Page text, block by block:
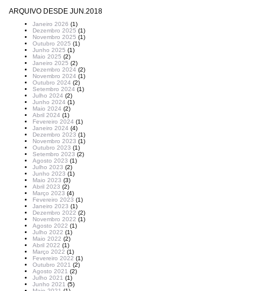
ARQUIVO DESDE JUN.2018
Janeiro 2026 (1)
Dezembro 2025 (1)
Novembro 2025 (1)
Outubro 2025 (1)
Junho 2025 (1)
Maio 2025 (2)
Janeiro 2025 (2)
Dezembro 2024 (2)
Novembro 2024 (1)
Outubro 2024 (2)
Setembro 2024 (1)
Julho 2024 (2)
Junho 2024 (1)
Maio 2024 (2)
Abril 2024 (1)
Fevereiro 2024 (1)
Janeiro 2024 (4)
Dezembro 2023 (1)
Novembro 2023 (1)
Outubro 2023 (1)
Setembro 2023 (2)
Agosto 2023 (1)
Julho 2023 (2)
Junho 2023 (1)
Maio 2023 (3)
Abril 2023 (2)
Março 2023 (4)
Fevereiro 2023 (1)
Janeiro 2023 (1)
Dezembro 2022 (2)
Novembro 2022 (1)
Agosto 2022 (1)
Julho 2022 (1)
Maio 2022 (2)
Abril 2022 (1)
Março 2022 (1)
Fevereiro 2022 (1)
Outubro 2021 (2)
Agosto 2021 (2)
Julho 2021 (1)
Junho 2021 (5)